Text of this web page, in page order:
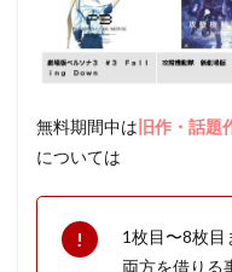
無料期間中は 旧作・話題
については
1枚目〜8枚目
両方を借りる